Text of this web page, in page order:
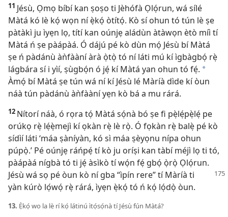
11 Jésù, Ọmọ bíbí kan ṣoṣo ti Jèhófà Ọlọ́run, wá sílé
Màtá kó lè kọ́ wọn ní ẹ̀kọ́ òtítọ́. Kò sí ohun tó tún lè ṣe
pàtàkì ju ìyẹn lọ, títí kan oúnjẹ aládùn àtàwọn ètò míì tí
Màtá ń ṣe pàápàá. Ó dájú pé kò dùn mọ́ Jésù bí Màtá
ṣe ń pàdánù àǹfààní àrà ọ̀tọ̀ tó ní láti mú kí ìgbàgbọ́ rẹ̀
lágbára sí i yìí, ṣùgbọ́n ó jẹ́ kí Màtá yan ohun tó fẹ́. *
Àmọ́ bí Màtá ṣe tún wá ní kí Jésù lé Màríà dìde kí òun
náà tún pàdánù àǹfààní yẹn kò bá a mu rárá.
12 Nítorí náà, ó rọra tọ́ Màtá sọ́nà bó ṣe fi pẹ̀lẹ́pẹ̀lẹ́ pe
orúkọ rẹ̀ lẹ́ẹ̀mejì kí ọkàn rẹ̀ lè rọ̀. Ó fọkàn rẹ̀ balẹ̀ pé kò
sídìí láti ‘máa ṣàníyàn, kó sì máa ṣèyọnu nípa ohun
púpọ̀.’ Pé oúnjẹ ráńpẹ́ tí kò ju oríṣi kan tàbí méjì lọ ti tó,
pàápàá nígbà tó ti jẹ́ àsìkò tí wọ́n fẹ́ gbọ́ ọ̀rọ̀ Ọlọ́run.
Jésù wá sọ pé òun kò ní gba “ìpín rere” tí Màríà ti
yàn kúrò lọ́wọ́ rẹ̀ rárá, ìyẹn ẹ̀kọ́ tó ń kọ́ lọ́dọ̀ òun.
13. Ẹ̀kọ́ wo la lè rí kọ́ látinú ìtọ́sọ́nà tí Jésù fún Màtá?